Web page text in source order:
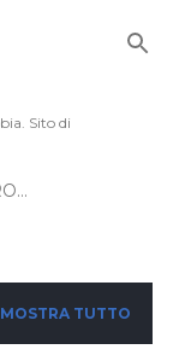
Sito di
MOSTRA TUTTO